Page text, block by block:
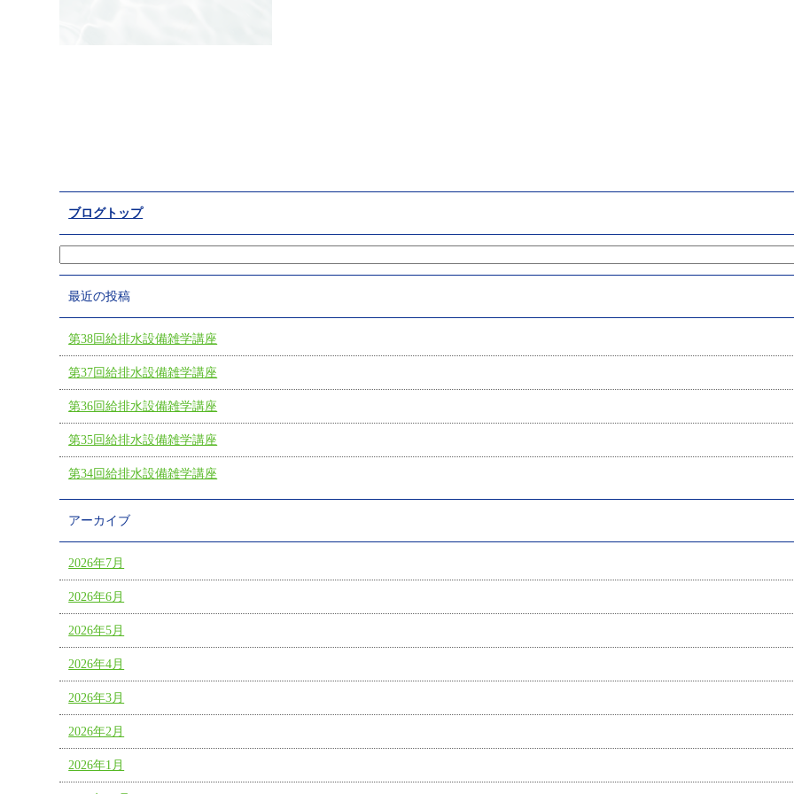
ブログトップ
最近の投稿
第38回給排水設備雑学講座
第37回給排水設備雑学講座
第36回給排水設備雑学講座
第35回給排水設備雑学講座
第34回給排水設備雑学講座
アーカイブ
2026年7月
2026年6月
2026年5月
2026年4月
2026年3月
2026年2月
2026年1月